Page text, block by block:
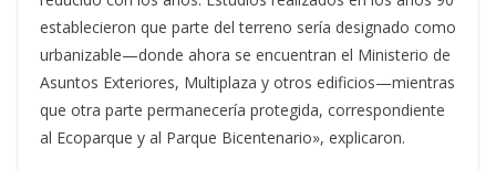
establecieron que parte del terreno sería designado como
urbanizable—donde ahora se encuentran el Ministerio de
Asuntos Exteriores, Multiplaza y otros edificios—mientras
que otra parte permanecería protegida, correspondiente
al Ecoparque y al Parque Bicentenario», explicaron.